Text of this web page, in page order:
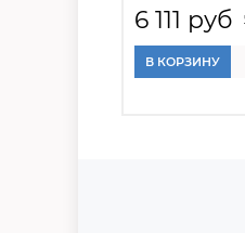
6 111 руб
В КОРЗИНУ